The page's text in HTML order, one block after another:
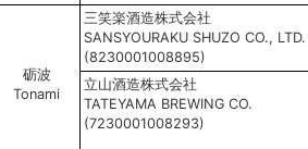
砺波
Tonami
三笑楽酒造株式会社
SANSYOURAKU SHUZO CO., LTD.
(8230001008895)
立山酒造株式会社
TATEYAMA BREWING CO.
(7230001008293)